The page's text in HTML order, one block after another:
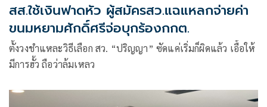
สส.ใช้เงินฟาดหัว ผู้สมัครสว.แฉแหลกจ่ายค่า
ขนมหยามศักดิ์ศรีจ่อบุกร้องกกต.
ตั้งวงชำแหละวิธีเลือก สว. “ปริญญา” ซัดแค่เริ่มก็ผิดแล้ว เอื้อให้
มีการฮั้ว ถือว่าล้มเหลว